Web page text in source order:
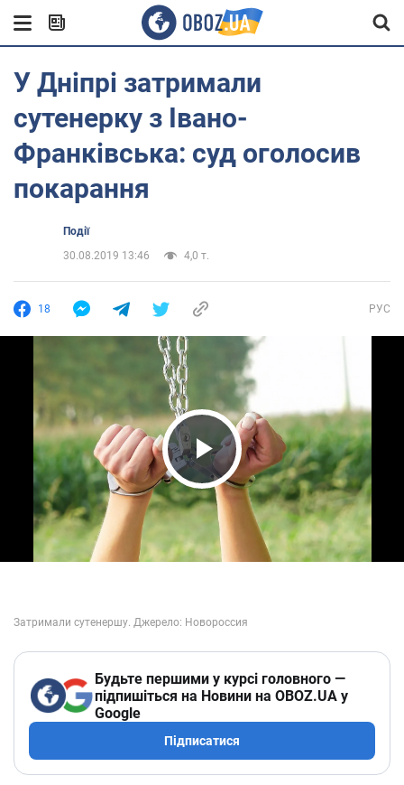
У Дніпрі затримали
сутенерку з Івано-
Франківська: суд оголосив
покарання
Події
30.08.2019 13:46
4,0 т.
18 РУС
Play Video
Будьте першими у курсі головного —
підпишіться на Новини на OBOZ.UA у
Google
Підписатися